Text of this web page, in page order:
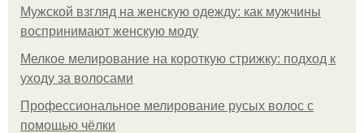
Мужской взгляд на женскую одежду: как мужчины
воспринимают женскую моду
Мелкое мелирование на короткую стрижку: подход к
уходу за волосами
Профессиональное мелирование русых волос с
помощью чёлки